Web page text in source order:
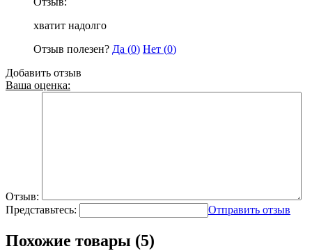
хватит надолго
Отзыв полезен? Да (0) Нет (0)
Добавить отзыв
Ваша оценка:
Отзыв:
Представьтесь:
Отправить отзыв
Похожие товары (5)